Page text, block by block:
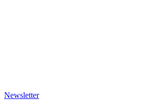
Newsletter